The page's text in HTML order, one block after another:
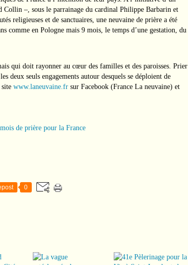
Collin –, sous le parrainage du cardinal Philippe Barbarin et
religieuses et de sanctuaires, une neuvaine de prière a été
comme en Pologne mais 9 mois, le temps d’une gestation, du
qui doit rayonner au cœur des familles et des paroisses. Prier
deux seuls engagements autour desquels se déploient de
site www.laneuvaine.fr sur Facebook (France La neuvaine) et
0